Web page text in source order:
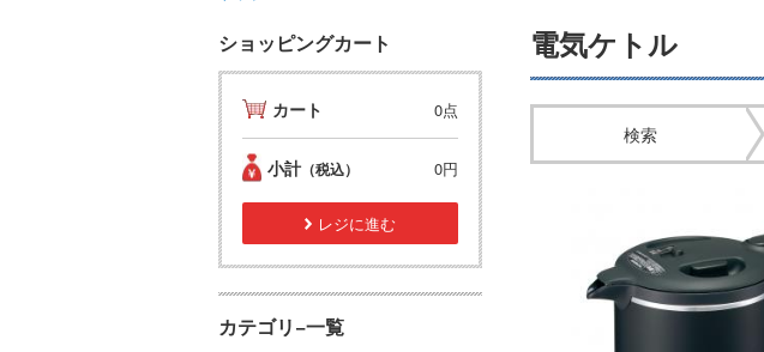
電気ケトル
検索
ショッピングカート
カート 0点
小計 （税込） 0円
レジに進む
カテゴリ−一覧